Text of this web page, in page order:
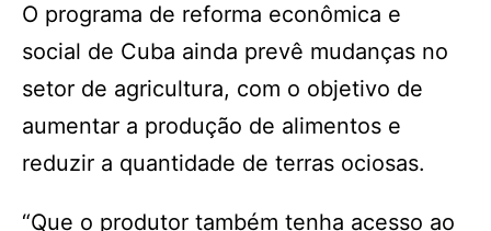
O programa de reforma econômica e
social de Cuba ainda prevê mudanças no
setor de agricultura, com o objetivo de
aumentar a produção de alimentos e
reduzir a quantidade de terras ociosas.
“Que o produtor também tenha acesso ao